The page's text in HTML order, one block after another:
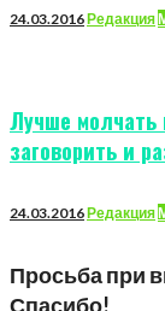
24.03.2016Редакция
Лучше молчать
заговорить и
24.03.2016Редакция
Просьба при
Спасибо!